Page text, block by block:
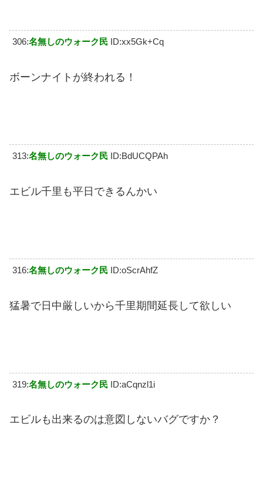
306:名無しのウォーク民 ID:xx5Gk+Cq
ボーンナイトが終われる！
313:名無しのウォーク民 ID:BdUCQPAh
エビル千里も平日できるんかい
316:名無しのウォーク民 ID:oScrAhfZ
猛暑で日中厳しいから千里期間延長して欲しい
319:名無しのウォーク民 ID:aCqnzl1i
エビルも出来るのは意図しないバグですか？